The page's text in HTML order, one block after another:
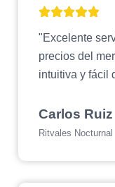
"Excelente
precios del
intuitiva y fácil
Carlos Ruiz
Ritvales Nocturnal